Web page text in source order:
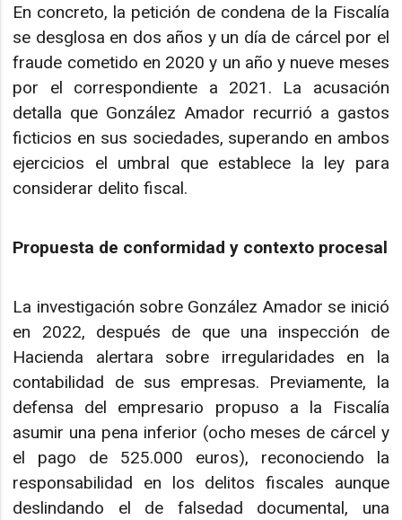
En concreto, la petición de condena de la Fiscalía
se desglosa en dos años y un día de cárcel por el
fraude cometido en 2020 y un año y nueve meses
por el correspondiente a 2021. La acusación
detalla que González Amador recurrió a gastos
ficticios en sus sociedades, superando en ambos
ejercicios el umbral que establece la ley para
considerar delito fiscal.
Propuesta de conformidad y contexto procesal
La investigación sobre González Amador se inició
en 2022, después de que una inspección de
Hacienda alertara sobre irregularidades en la
contabilidad de sus empresas. Previamente, la
defensa del empresario propuso a la Fiscalía
asumir una pena inferior (ocho meses de cárcel y
el pago de 525.000 euros), reconociendo la
responsabilidad en los delitos fiscales aunque
deslindando el de falsedad documental, una